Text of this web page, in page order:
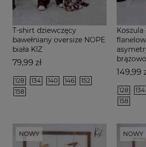
T-shirt dziewczęcy
bawełniany oversize NOPE
biała KIZ
Cena
79,99 zł
128 134 140 146
152
158
Koszula
Cena
149,99
128 134
158
NOWY NOWY